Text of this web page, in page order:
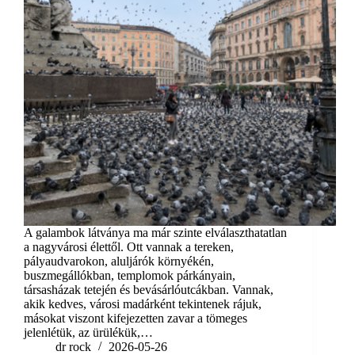
A galambok látványa ma már szinte elválaszthatatlan
a nagyvárosi élettől. Ott vannak a tereken,
pályaudvarokon, aluljárók környékén,
buszmegállókban, templomok párkányain,
társasházak tetején és bevásárlóutcákban. Vannak,
akik kedves, városi madárként tekintenek rájuk,
másokat viszont kifejezetten zavar a tömeges
jelenlétük, az ürülékük,…
dr rock
2026-05-26